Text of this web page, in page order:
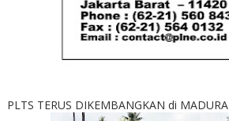
PLTS TERUS DIKEMBANGKAN di MADURA